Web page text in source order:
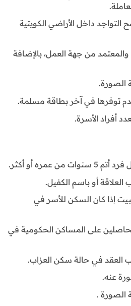
داخل الأراضي الكويتية
من جهة العمل، بالإضافة
الصورة.
توفرها في آخر بطاقة مسلمة.
أفراد الأسرة.
عمره أو أكثر.
أو باسم الكفيل.
إذا كان السكن للأسر في
على المساكن الحكومية في
في حالة سكن العزاب.
عنه.
الصورة .